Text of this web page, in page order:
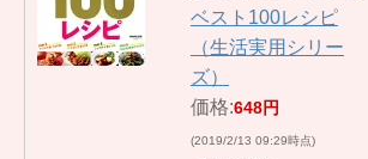
ベスト100レシピ
（生活実用シリー
ズ）
価格:648円
(2019/2/13 09:29時点)